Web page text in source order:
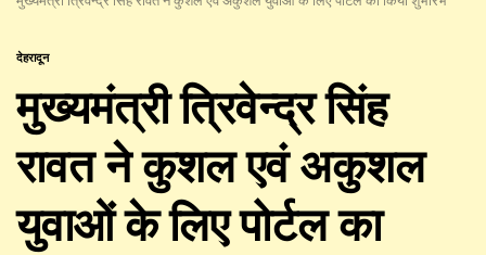
देहरादून
मुख्यमंत्री त्रिवेन्द्र सिंह
रावत ने कुशल एवं अकुशल
युवाओं के लिए पोर्टल का